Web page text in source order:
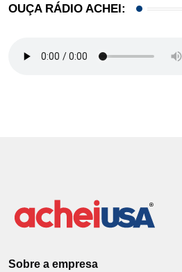
OUÇA RÁDIO ACHEI:
Sobre a empresa